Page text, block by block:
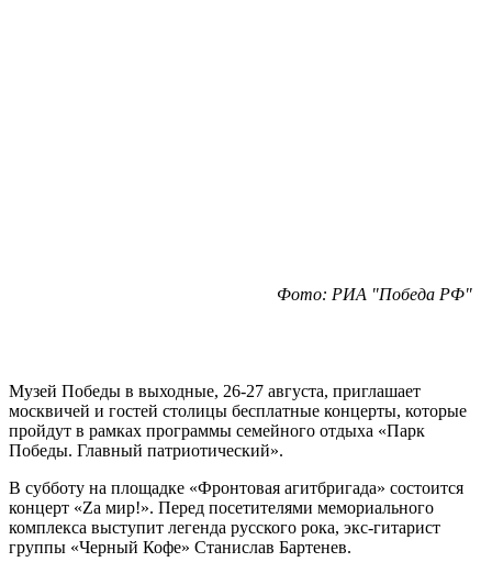
Фото: РИА "Победа РФ"
Музей Победы в выходные, 26-27 августа, приглашает
москвичей и гостей столицы бесплатные концерты, которые
пройдут в рамках программы семейного отдыха «Парк
Победы. Главный патриотический».
В субботу на площадке «Фронтовая агитбригада» состоится
концерт «Zа мир!». Перед посетителями мемориального
комплекса выступит легенда русского рока, экс-гитарист
группы «Черный Кофе» Станислав Бартенев.